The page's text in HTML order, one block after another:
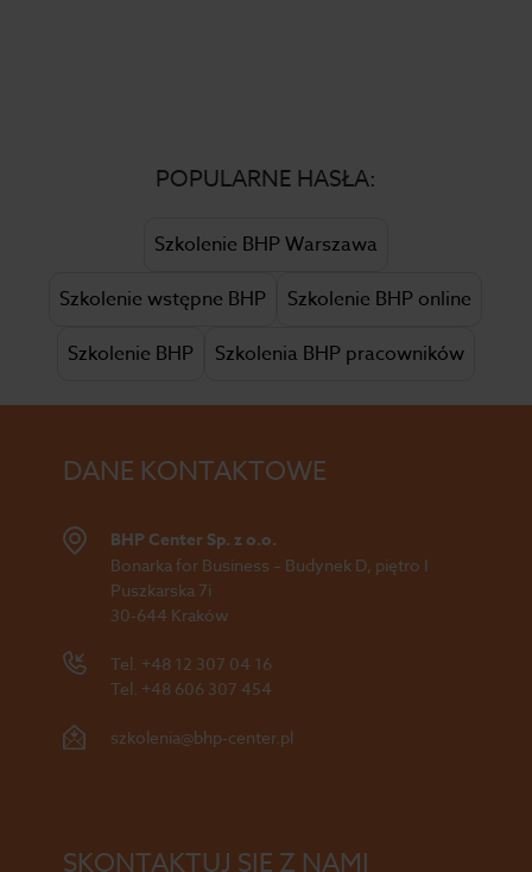
POPULARNE HASŁA:
Szkolenie BHP Warszawa
Szkolenie wstępne BHP
Szkolenie BHP online
Szkolenie BHP
Szkolenia BHP pracowników
DANE KONTAKTOWE
BHP Center Sp. z o.o.
Bonarka for Business – Budynek D, piętro I
Puszkarska 7i
30-644 Kraków
Tel. +48 12 307 04 16
Tel. +48 606 307 454
szkolenia@bhp-center.pl
SKONTAKTUJ SIĘ Z NAMI